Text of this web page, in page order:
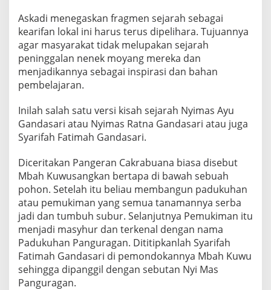
Askadi menegaskan fragmen sejarah sebagai
kearifan lokal ini harus terus dipelihara. Tujuannya
agar masyarakat tidak melupakan sejarah
peninggalan nenek moyang mereka dan
menjadikannya sebagai inspirasi dan bahan
pembelajaran.
Inilah salah satu versi kisah sejarah Nyimas Ayu
Gandasari atau Nyimas Ratna Gandasari atau juga
Syarifah Fatimah Gandasari.
Diceritakan Pangeran Cakrabuana biasa disebut
Mbah Kuwusangkan bertapa di bawah sebuah
pohon. Setelah itu beliau membangun padukuhan
atau pemukiman yang semua tanamannya serba
jadi dan tumbuh subur. Selanjutnya Pemukiman itu
menjadi masyhur dan terkenal dengan nama
Padukuhan Panguragan. Dititipkanlah Syarifah
Fatimah Gandasari di pemondokannya Mbah Kuwu
sehingga dipanggil dengan sebutan Nyi Mas
Panguragan.